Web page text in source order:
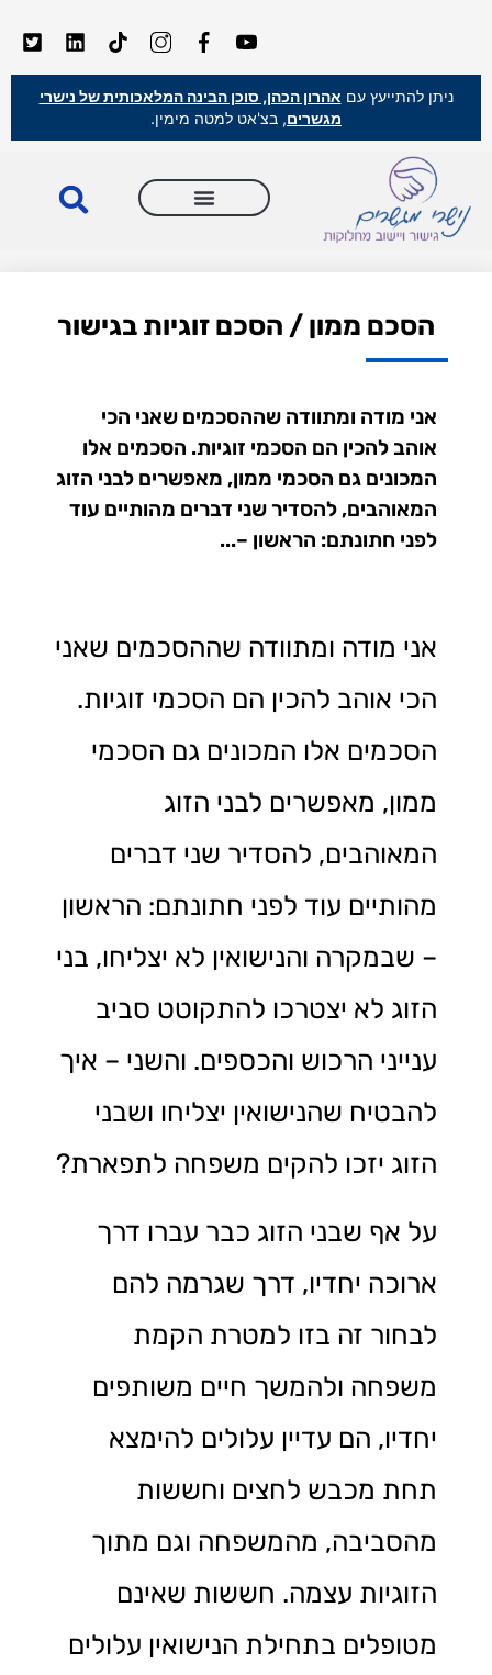
ניתן להתייעץ עם אהרון הכהן, סוכן הבינה המלאכותית של נישרי
מגשרים, בצ'אט למטה מימין.
הסכם ממון / הסכם זוגיות בגישור
אני מודה ומתוודה שההסכמים שאני הכי
אוהב להכין הם הסכמי זוגיות. הסכמים אלו
המכונים גם הסכמי ממון, מאפשרים לבני הזוג
המאוהבים, להסדיר שני דברים מהותיים עוד
לפני חתונתם: הראשון –...
אני מודה ומתוודה שההסכמים שאני
הכי אוהב להכין הם הסכמי זוגיות.
הסכמים אלו המכונים גם הסכמי
ממון, מאפשרים לבני הזוג
המאוהבים, להסדיר שני דברים
מהותיים עוד לפני חתונתם: הראשון
– שבמקרה והנישואין לא יצליחו, בני
הזוג לא יצטרכו להתקוטט סביב
ענייני הרכוש והכספים. והשני – איך
להבטיח שהנישואין יצליחו ושבני
הזוג יזכו להקים משפחה לתפארת?
על אף שבני הזוג כבר עברו דרך
ארוכה יחדיו, דרך שגרמה להם
לבחור זה בזו למטרת הקמת
משפחה ולהמשך חיים משותפים
יחדיו, הם עדיין עלולים להימצא
תחת מכבש לחצים וחששות
מהסביבה, מהמשפחה וגם מתוך
הזוגיות עצמה. חששות שאינם
מטופלים בתחילת הנישואין עלולים